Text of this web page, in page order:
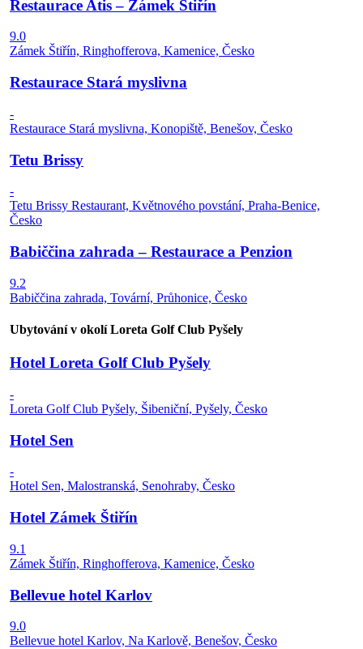
Restaurace Atis – Zámek Štiřín
9.0
Zámek Štiřín, Ringhofferova, Kamenice, Česko
Restaurace Stará myslivna
-
Restaurace Stará myslivna, Konopiště, Benešov, Česko
Tetu Brissy
-
Tetu Brissy Restaurant, Květnového povstání, Praha-Benice,
Česko
Babiččina zahrada – Restaurace a Penzion
9.2
Babiččina zahrada, Tovární, Průhonice, Česko
Ubytování v okolí Loreta Golf Club Pyšely
Hotel Loreta Golf Club Pyšely
-
Loreta Golf Club Pyšely, Šibeniční, Pyšely, Česko
Hotel Sen
-
Hotel Sen, Malostranská, Senohraby, Česko
Hotel Zámek Štiřín
9.1
Zámek Štiřín, Ringhofferova, Kamenice, Česko
Bellevue hotel Karlov
9.0
Bellevue hotel Karlov, Na Karlově, Benešov, Česko